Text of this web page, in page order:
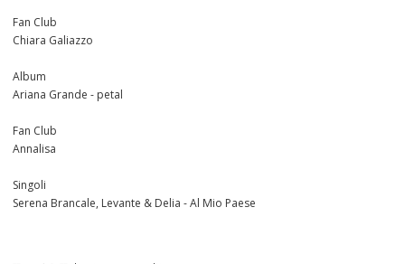
Fan Club
Chiara Galiazzo
Album
Ariana Grande - petal
Fan Club
Annalisa
Singoli
Serena Brancale, Levante & Delia - Al Mio Paese